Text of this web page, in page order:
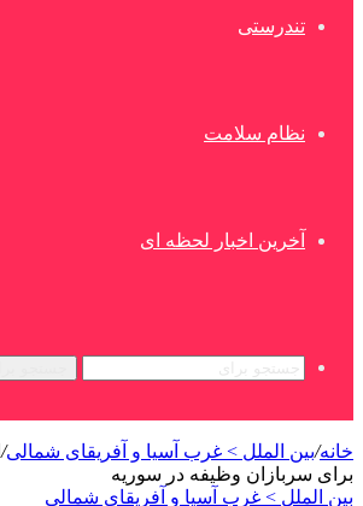
تندرستی
نظام سلامت
آخرین اخبار لحظه ای
خانه/بین الملل > غرب آسیا و آفریقای شمالی/
برای سربازان وظیفه در سوریه
بین الملل > غرب آسیا و آفریقای شمالی